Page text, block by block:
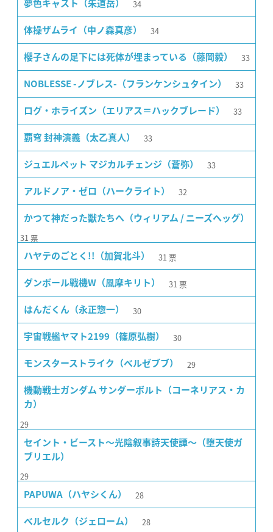
夢色キャスト（朱道岳） 34
体操ザムライ（中ノ森真彦） 34
櫻子さんの足下には死体が埋まっている（藤岡毅） 33
NOBLESSE -ノブレス-（フランケンシュタイン） 33
ログ・ホライズン（エリアス＝ハックブレード） 33
覇穹 封神演義（太乙真人） 33
ジュエルペット マジカルチェンジ（蒼弥） 33
アルドノア・ゼロ（ハークライト） 32
かつて神だった獣たちへ（ウィリアム / ニーズヘッグ）
31 票
ハヤテのごとく!!（加賀北斗） 31 票
ダンボール戦機W（風摩キリト） 31 票
はんだくん（永正惣一） 30
宇宙戦艦ヤマト2199（篠原弘樹） 30
モンスターストライク（ベルゼブブ） 29
機動戦士ガンダム サンダーボルト（コーネリアス・カ
カ）
29
セイント・ビースト〜光陰叙事詩天使譚〜（堕天使ガ
ブリエル）
29
PAPUWA（ハヤシくん） 28
ベルセルク（ジェローム） 28